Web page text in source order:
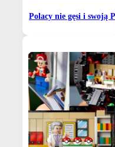
Polacy nie gęsi i swoją